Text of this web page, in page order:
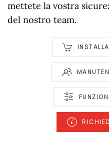
mettete la vostra
del nostro team.